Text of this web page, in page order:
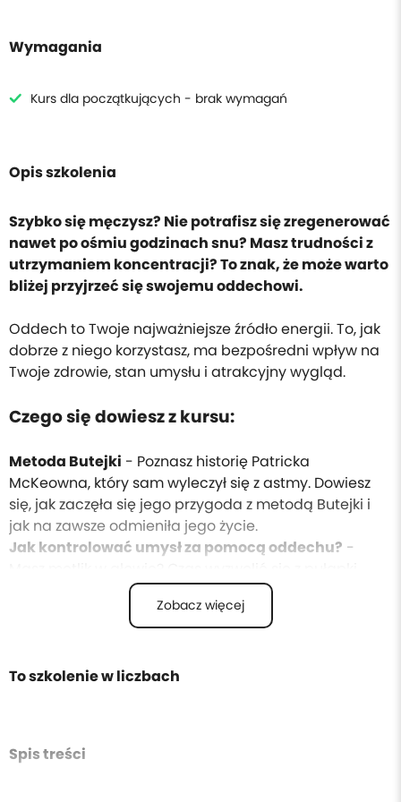
Wymagania
Kurs dla początkujących - brak wymagań
Opis szkolenia
Szybko się męczysz? Nie potrafisz się zregenerować
nawet po ośmiu godzinach snu? Masz trudności z
utrzymaniem koncentracji? ​To znak, że może warto
bliżej przyjrzeć się swojemu oddechowi.
Oddech to Twoje najważniejsze źródło energii. To, jak
dobrze z niego korzystasz, ma bezpośredni wpływ na
Twoje zdrowie, stan umysłu i atrakcyjny wygląd.​
Czego się dowiesz z kursu:
​Metoda Butejki - Poznasz historię Patricka
McKeowna, który sam wyleczył się z astmy. Dowiesz
się, jak zaczęła się jego przygoda z metodą Butejki i
jak na zawsze odmieniła jego życie.
​Jak kontrolować umysł za pomocą oddechu? - ​
myśli! Nauczysz się, jak poprzez prawidłowe
oddychanie oczyszczać umysł i przejąć nad nim
oddychać? Przez nos czy usta, głęboko – płytko,
do sukcesu? Uświadomisz sobie, że prawidłowy
Zobacz więcej
To szkolenie w liczbach
Spis treści